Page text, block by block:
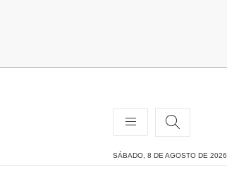
SÁBADO, 8 DE AGOSTO DE 2026